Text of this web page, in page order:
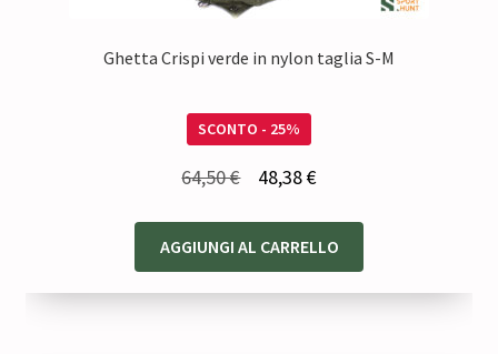
Ghetta Crispi verde in nylon taglia S-M
SCONTO - 25%
64,50€
originale
era:
48,38€Il
attuale
è:
AGGIUNGI AL CARRELLO